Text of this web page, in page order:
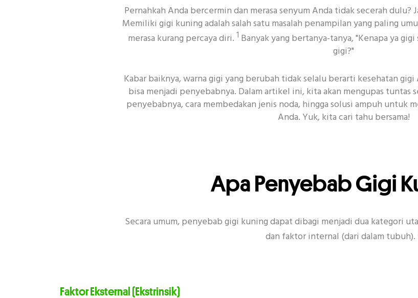
PEMBERSIHAN MENDALAM ANTIBAKTERI
RUTINITAS UNTUK KESEHATAN MULUT
Senyum Acara CSR
Pernahkah Anda bercermin dan merasa senyum Anda tidak secerah dulu?
Memiliki gigi kuning adalah salah satu masalah penampilan yang paling
merasa kurang percaya diri. 1 Banyak yang bertanya-tanya, "Kenapa ya
gigi?"
Kabar baiknya, warna gigi yang berubah tidak selalu berarti kesehatan gigi
bisa menjadi penyebabnya. Dalam artikel ini, kita akan mengupas tuntas
penyebabnya, cara membedakan jenis noda, hingga solusi ampuh untuk
Anda. Yuk, kita cari tahu bersama!
Apa Penyebab Gigi
Secara umum, penyebab gigi kuning dapat dibagi menjadi dua kategori
dan faktor internal (dari dalam tubuh).
Faktor Eksternal (Ekstrinsik)